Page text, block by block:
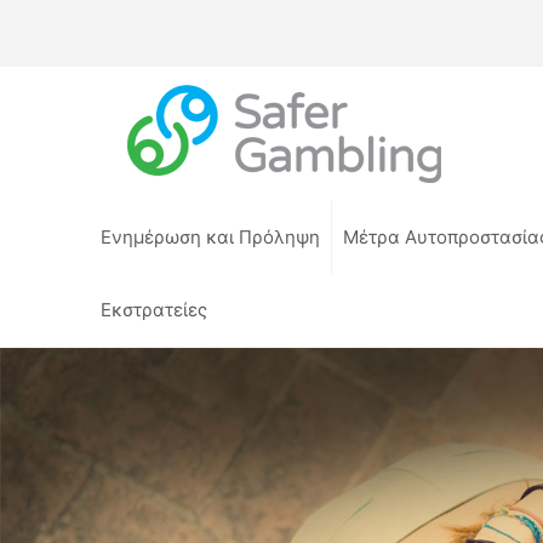
Ενημέρωση και Πρόληψη Μέτρα
Εκστρατείες